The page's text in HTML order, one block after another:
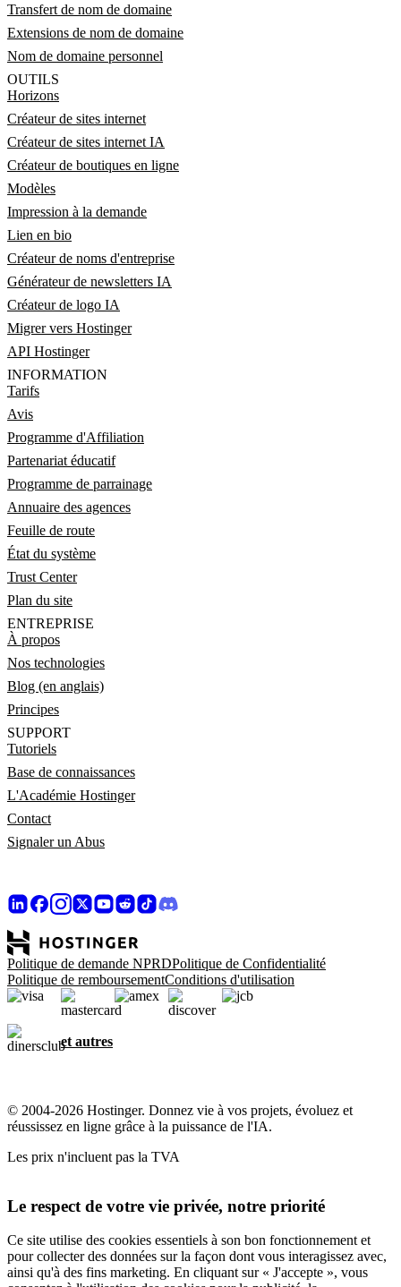
Transfert de nom de domaine
Extensions de nom de domaine
Nom de domaine personnel
OUTILS
Horizons
Créateur de sites internet
Créateur de sites internet IA
Créateur de boutiques en ligne
Modèles
Impression à la demande
Lien en bio
Créateur de noms d'entreprise
Générateur de newsletters IA
Créateur de logo IA
Migrer vers Hostinger
API Hostinger
INFORMATION
Tarifs
Avis
Programme d'Affiliation
Partenariat éducatif
Programme de parrainage
Annuaire des agences
Feuille de route
État du système
Trust Center
Plan du site
ENTREPRISE
À propos
Nos technologies
Blog (en anglais)
Principes
SUPPORT
Tutoriels
Base de connaissances
L'Académie Hostinger
Contact
Signaler un Abus
Politique de demande NPRDPolitique de Confidentialité
Politique de remboursementConditions d'utilisation
et autres
© 2004-2026 Hostinger. Donnez vie à vos projets, évoluez et
réussissez en ligne grâce à la puissance de l'IA.
Les prix n'incluent pas la TVA
Le respect de votre vie privée, notre priorité
Ce site utilise des cookies essentiels à son bon fonctionnement et
pour collecter des données sur la façon dont vous interagissez avec,
ainsi qu'à des fins marketing. En cliquant sur « J'accepte », vous